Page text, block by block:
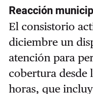
Reacción
El consistorio
diciembre un
atención para
cobertura desde
horas, que